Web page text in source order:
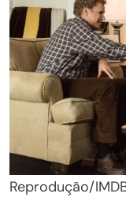
Reprodução/